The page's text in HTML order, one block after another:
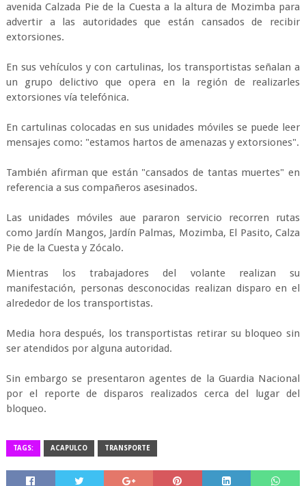
avenida Calzada Pie de la Cuesta a la altura de Mozimba para
advertir a las autoridades que están cansados de recibir
extorsiones.
En sus vehículos y con cartulinas, los transportistas señalan a
un grupo delictivo que opera en la región de realizarles
extorsiones vía telefónica.
En cartulinas colocadas en sus unidades móviles se puede leer
mensajes como: "estamos hartos de amenazas y extorsiones".
También afirman que están "cansados de tantas muertes" en
referencia a sus compañeros asesinados.
Las unidades móviles aue pararon servicio recorren rutas
como Jardín Mangos, Jardín Palmas, Mozimba, El Pasito, Calza
Pie de la Cuesta y Zócalo.
Mientras los trabajadores del volante realizan su
manifestación, personas desconocidas realizan disparo en el
alrededor de los transportistas.
Media hora después, los transportistas retirar su bloqueo sin
ser atendidos por alguna autoridad.
Sin embargo se presentaron agentes de la Guardia Nacional
por el reporte de disparos realizados cerca del lugar del
bloqueo.
TAGS: ACAPULCO TRANSPORTE